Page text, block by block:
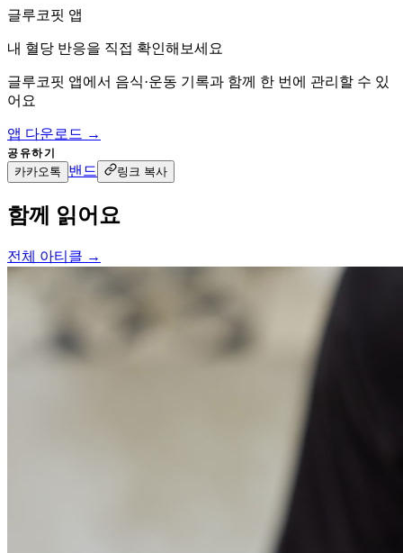
글루코핏 앱
내 혈당 반응을 직접 확인해보세요
글루코핏 앱에서 음식·운동 기록과 함께 한 번에 관리할 수 있
어요
앱 다운로드 →
공유하기
카카오톡 밴드 링크 복사
함께 읽어요
전체 아티클 →